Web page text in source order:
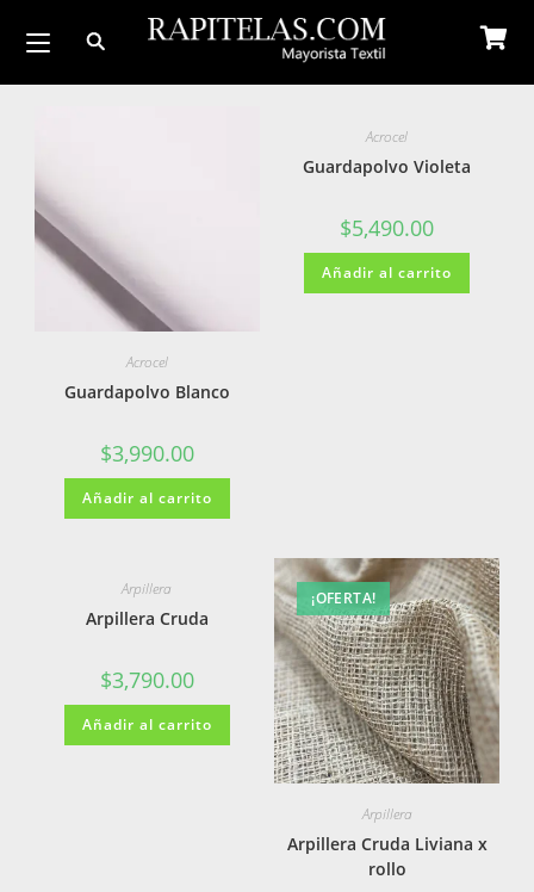
Acrocel
Guardapolvo Blanco
$3,990.00
Añadir al carrito
Acrocel
Guardapolvo Violeta
$5,490.00
Añadir al carrito
Arpillera
Arpillera Cruda
$3,790.00
Añadir al carrito
¡OFERTA!
Arpillera
Arpillera Cruda Liviana x
rollo